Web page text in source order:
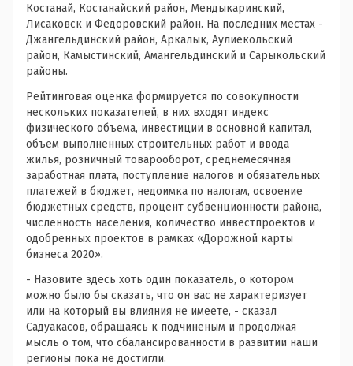
Костанай, Костанайский район, Мендыкаринский,
Лисаковск и Федоровский район. На последних местах -
Джангельдинский район, Аркалык, Аулиекольский
район, Камыстинский, Амангельдинский и Сарыкольский
районы.
Рейтинговая оценка формируется по совокупности
нескольких показателей, в них входят индекс
физического объема, инвестиции в основной капитал,
объем выполненных строительных работ и ввода
жилья, розничный товарооборот, среднемесячная
заработная плата, поступление налогов и обязательных
платежей в бюджет, недоимка по налогам, освоение
бюджетных средств, процент субвенционности района,
численность населения, количество инвестпроектов и
одобренных проектов в рамках «Дорожной карты
бизнеса 2020».
- Назовите здесь хоть один показатель, о котором
можно было бы сказать, что он вас не характеризует
или на который вы влияния не имеете, - сказал
Садуакасов, обращаясь к подчиненым и продолжая
мысль о том, что сбалансированности в развитии наши
регионы пока не достигли.